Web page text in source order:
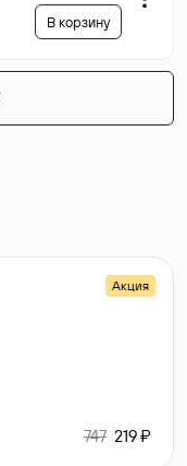
В корзину
Акция
747 219 ₽